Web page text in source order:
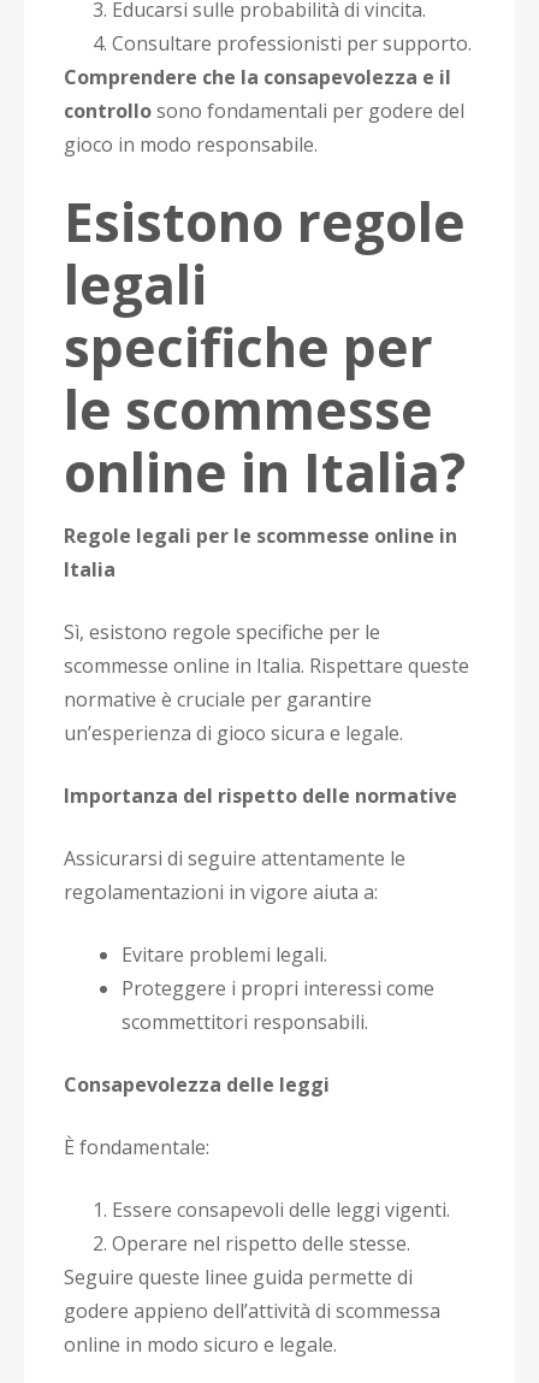
Educarsi sulle probabilità di vincita.
Consultare professionisti per supporto.
Comprendere che la consapevolezza e il
controllosono fondamentali per godere del
gioco in modo responsabile.
Esistono regole
legali
specifiche per
le scommesse
online in Italia?
Regole legali per le scommesse online in
Italia
Sì, esistono regole specifiche per le
scommesse online in Italia. Rispettare queste
normative è cruciale per garantire
un’esperienza di gioco sicura e legale.
Importanza del rispetto delle normative
Assicurarsi di seguire attentamente le
regolamentazioni in vigore aiuta a:
Evitare problemi legali.
Proteggere i propri interessi come
scommettitori responsabili.
Consapevolezza delle leggi
È fondamentale:
Essere consapevoli delle leggi vigenti.
Operare nel rispetto delle stesse.
Seguire queste linee guida permette di
godere appieno dell’attività di scommessa
online in modo sicuro e legale.